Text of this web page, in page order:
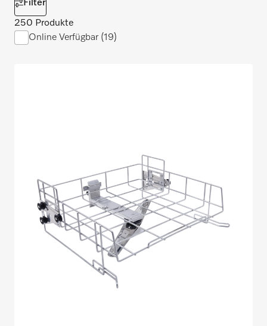
Filter
250 Produkte
Online Verfügbar (19)